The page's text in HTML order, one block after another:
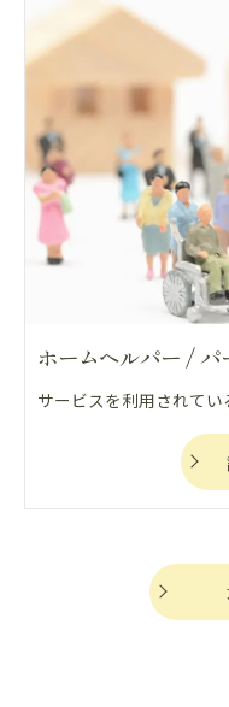
ホームヘルパー / パ